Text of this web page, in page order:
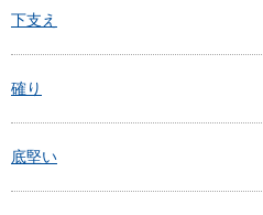
下支え
確り
底堅い